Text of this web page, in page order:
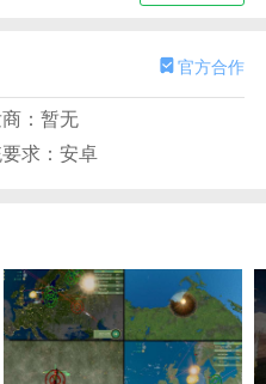
。防止放射性废物，享
朋友或随机玩家。
终消除核辐射。重要的
测
全部游戏内容。这取决于
核武器发动战争的方法。
期望！快来知识软件网下
官方合作
：暂无
求：安卓